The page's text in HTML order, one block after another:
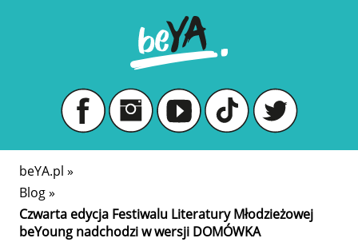
beYA.pl »
Blog»
Czwarta edycja Festiwalu Literatury Młodzieżowej
beYoung nadchodzi w wersji DOMÓWKA